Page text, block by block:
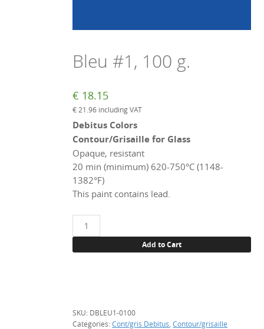
Bleu #1, 100 g.
€ 18.15
€ 21.96 including VAT
Debitus Colors
Contour/Grisaille for Glass
Opaque, resistant
20 min (minimum) 620-750°C (1148-
1382°F)
This paint contains lead.
Bleu
#1,
Add to Cart
SKU: DBLEU1-0100
Categories:Cont/gris Debitus ,Contour/grisaille